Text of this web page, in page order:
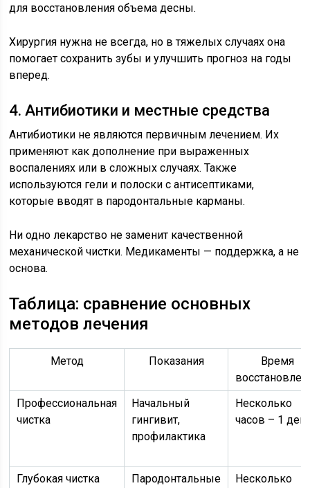
для восстановления объема десны.
Хирургия нужна не всегда, но в тяжелых случаях она
помогает сохранить зубы и улучшить прогноз на годы
вперед.
4. Антибиотики и местные средства
Антибиотики не являются первичным лечением. Их
применяют как дополнение при выраженных
воспалениях или в сложных случаях. Также
используются гели и полоски с антисептиками,
которые вводят в пародонтальные карманы.
Ни одно лекарство не заменит качественной
механической чистки. Медикаменты — поддержка, а не
основа.
Таблица: сравнение основных
методов лечения
Метод Показания
Время
Профессиональная
чистка
Начальный
гингивит,
профилактика
Несколько
часов – 1
Глубокая чистка
Пародонтальные
Несколько